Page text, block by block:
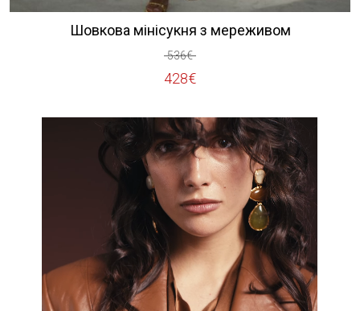
Шовкова мінісукня з мереживом
536€
Оригінальна
536€.
428€
Поточна
428€.